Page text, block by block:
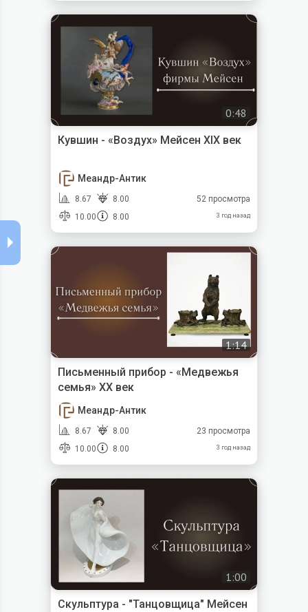
0:48
Кувшин - «Воздух» Мейсен XIX век
Меандр-Антик
8.67
8.00
10.00
8.00
52 просмотра
3 год назад
1:14
Письменный прибор - «Медвежья
семья» XX век
Меандр-Антик
8.67
8.00
10.00
8.00
23 просмотра
3 год назад
1:00
Скульптура - "Танцовщица" Мейсен